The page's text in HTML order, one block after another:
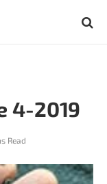
4-2019
Read